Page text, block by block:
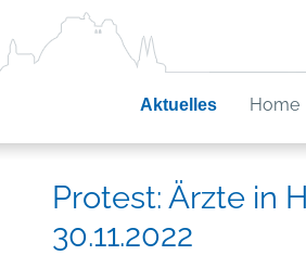
Aktuelles Home
Protest: Ärzte in
30.11.2022